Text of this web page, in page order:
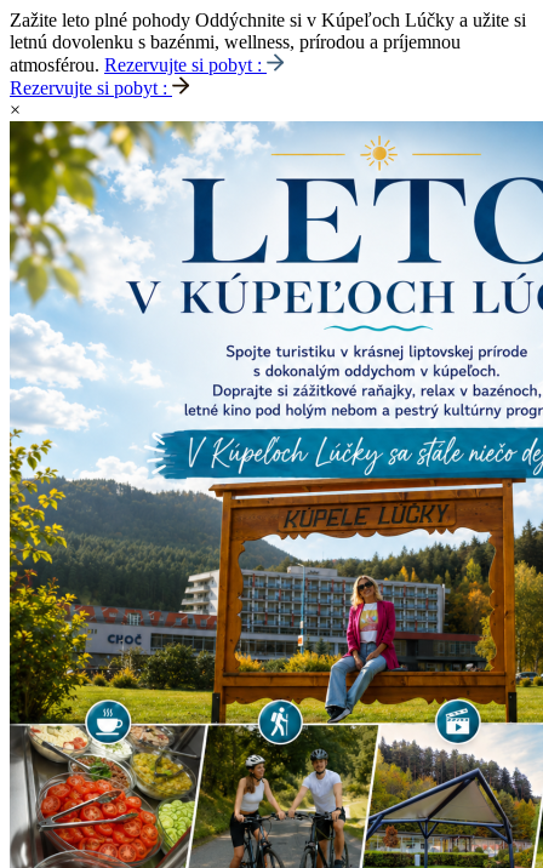
Zažite leto plné pohody Oddýchnite si v Kúpeľoch Lúčky a užite si
letnú dovolenku s bazénmi, wellness, prírodou a príjemnou
atmosférou. Rezervujte si pobyt :
Rezervujte si pobyt :
×